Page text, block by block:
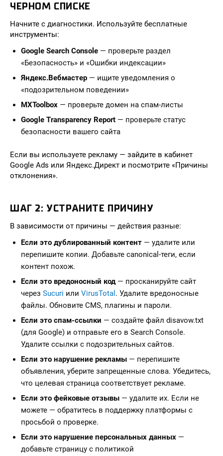
ЧЕРНОМ СПИСКЕ
Начните с диагностики. Используйте бесплатные
инструменты:
Google Search Console — проверьте раздел
«Безопасность» и «Ошибки индексации»
Яндекс.Вебмастер — ищите уведомления о
«подозрительном поведении»
MXToolbox — проверьте домен на спам-листы
Google Transparency Report — проверьте статус
безопасности вашего сайта
Если вы используете рекламу — зайдите в кабинет
Google Ads или Яндекс.Директ и посмотрите «Причины
отклонения».
ШАГ 2: УСТРАНИТЕ ПРИЧИНУ
В зависимости от причины — действия разные:
Если это дублированный контент — удалите или
перепишите копии. Добавьте canonical-теги, если
контент похож.
Если это вредоносный код— просканируйте сайт
через Sucuri или VirusTotal . Удалите вредоносные
файлы. Обновите CMS, плагины и пароли.
Если это спам-ссылки — создайте файл disavow.txt
(для Google) и отправьте его в Search Console.
Удалите ссылки с подозрительных сайтов.
Если это нарушение рекламы — перепишите
объявления, уберите запрещенные слова. Убедитесь,
что целевая страница соответствует рекламе.
Если это фейковые отзывы — удалите их. Если не
можете — обратитесь в поддержку платформы с
просьбой о проверке.
Если это нарушение персональных данных —
добавьте страницу с политикой